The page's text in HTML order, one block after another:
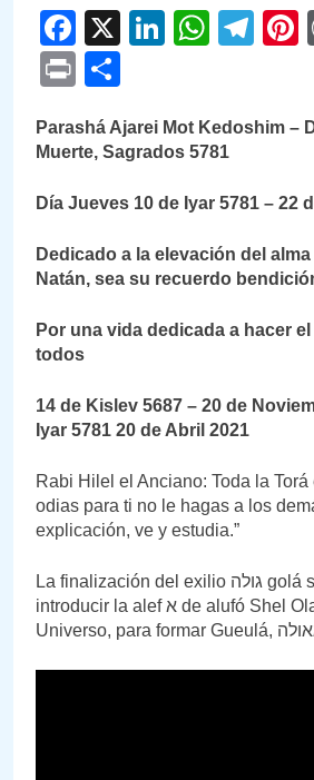
Facebook
X LinkedIn
Print
Parashá Ajarei Mot Kedoshim –
Muerte, Sagrados 5781
Día Jueves 10 de Iyar 5781 – 22
Dedicado a la elevación del
Natán, sea su recuerdo
Por una vida dedicada a hacer
todos
14 de Kislev 5687 – 20 de
Iyar 5781 20 de Abril 2021
Rabi Hilel el Anciano: Toda la Torá
odias para ti no le hagas a los
explicación, ve y estudia.”
La finalización del exilio גולה golá se produce al
introducir la alef א de alufó Shel Olam, el Amo del